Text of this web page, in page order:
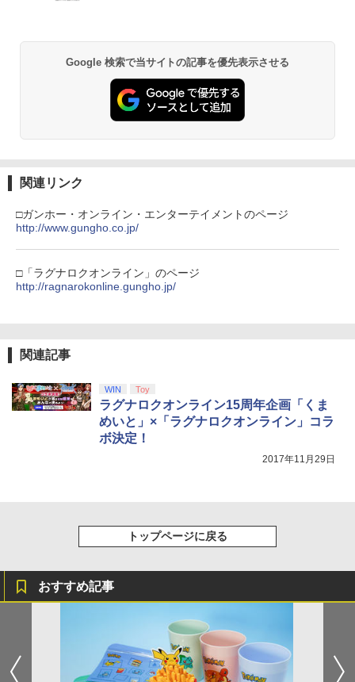
2 スプラトゥーン レイダース -Switch2
￥6,455
ンラインコード版
5
￥5,000
Beast of Reincarnation -PS5 【特典】
プロダクトコード 封入
￥7,286
トローラー ミッドナイト ブラック(CFI-
ZCT2J01)
￥10,737
ルコード 【旧 Xbox ギフトカード】 [オ
ンラインコード]
￥5,000
【純正品】Xbox ワイヤレス コントロー
￥2,618
5
￥8,020
2
劇場版「鬼滅の刃」無限城編 第一章 猗
窩座再来 通常版 [DVD]
￥3,523
『映画 ラブライブ！蓮ノ空女学院スクー
ルアイドルクラブ Bloom Garden Part
y』Blu-ray（特装限定版）
窩座再来 完全生産限定版 [DVD]
￥7,828
Google 検索で当サイトの記事を優先表示させる
関連リンク
□ガンホー・オンライン・エンターテイメントのページ
http://www.gungho.co.jp/
□「ラグナロクオンライン」のページ
http://ragnarokonline.gungho.jp/
関連記事
WIN Toy
ラグナロクオンライン15周年企画「くま
めいと」×「ラグナロクオンライン」コラ
ボ決定！
2017年11月29日
トップページに戻る
おすすめ記事